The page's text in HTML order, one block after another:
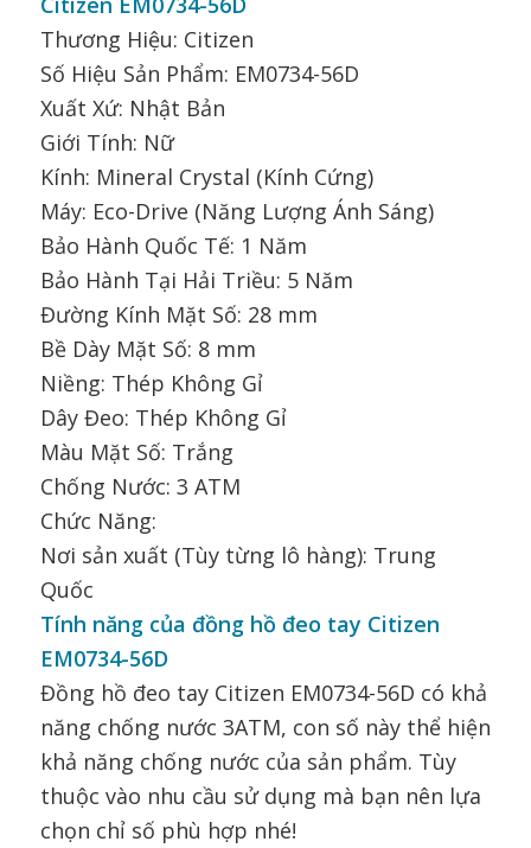
Thương Hiệu: Citizen
Số Hiệu Sản Phẩm: EM0734-56D
Xuất Xứ: Nhật Bản
Giới Tính: Nữ
Kính: Mineral Crystal (Kính Cứng)
Máy: Eco-Drive (Năng Lượng Ánh Sáng)
Bảo Hành Quốc Tế: 1 Năm
Bảo Hành Tại Hải Triều: 5 Năm
Đường Kính Mặt Số: 28 mm
Bề Dày Mặt Số: 8 mm
Niềng: Thép Không Gỉ
Dây Đeo: Thép Không Gỉ
Màu Mặt Số: Trắng
Chống Nước: 3 ATM
Chức Năng:
Nơi sản xuất (Tùy từng lô hàng): Trung
Quốc
Tính năng của đồng hồ đeo tay Citizen
EM0734-56D
Đồng hồ đeo tay Citizen EM0734-56D có khả
năng chống nước 3ATM, con số này thể hiện
khả năng chống nước của sản phẩm. Tùy
thuộc vào nhu cầu sử dụng mà bạn nên lựa
chọn chỉ số phù hợp nhé!